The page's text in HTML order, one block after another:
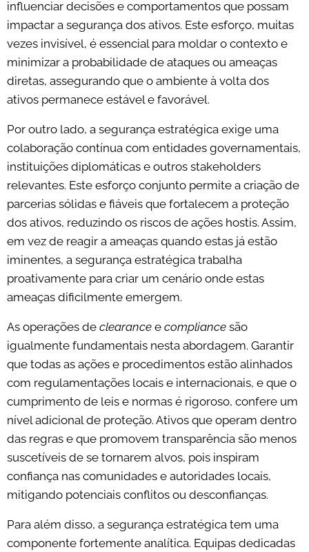
influenciar decisões e comportamentos que possam
impactar a segurança dos ativos. Este esforço, muitas
vezes invisível, é essencial para moldar o contexto e
minimizar a probabilidade de ataques ou ameaças
diretas, assegurando que o ambiente à volta dos
ativos permanece estável e favorável.
Por outro lado, a segurança estratégica exige uma
colaboração contínua com entidades governamentais,
instituições diplomáticas e outros stakeholders
relevantes. Este esforço conjunto permite a criação de
parcerias sólidas e fiáveis que fortalecem a proteção
dos ativos, reduzindo os riscos de ações hostis. Assim,
em vez de reagir a ameaças quando estas já estão
iminentes, a segurança estratégica trabalha
proativamente para criar um cenário onde estas
ameaças dificilmente emergem.
As operações de clearance e compliance são
igualmente fundamentais nesta abordagem. Garantir
que todas as ações e procedimentos estão alinhados
com regulamentações locais e internacionais, e que o
cumprimento de leis e normas é rigoroso, confere um
nível adicional de proteção. Ativos que operam dentro
das regras e que promovem transparência são menos
suscetíveis de se tornarem alvos, pois inspiram
confiança nas comunidades e autoridades locais,
mitigando potenciais conflitos ou desconfianças.
Para além disso, a segurança estratégica tem uma
componente fortemente analítica. Equipas dedicadas